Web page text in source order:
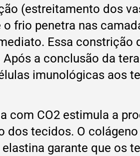
(estreitamento dos
frio penetra nas
Essa
a conclusão da
imunológicas aos
com CO2 estimula a
dos tecidos. O
garante que os